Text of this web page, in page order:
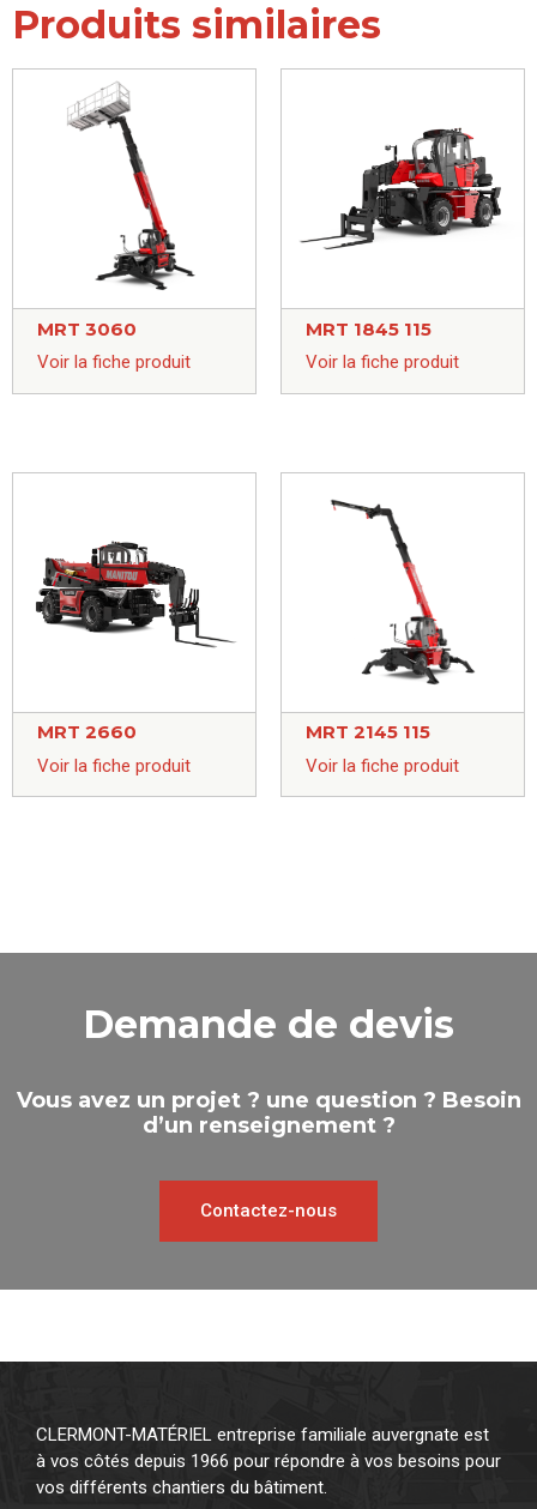
Produits similaires
MRT 3060
Voir la fiche produit
MRT 1845 115
Voir la fiche produit
MRT 2660
Voir la fiche produit
MRT 2145 115
Voir la fiche produit
Demande de devis
Vous avez un projet ? une question ? Besoin
d’un renseignement ?
Contactez-nous
CLERMONT-MATÉRIEL entreprise familiale auvergnate est
à vos côtés depuis 1966 pour répondre à vos besoins pour
vos différents chantiers du bâtiment.